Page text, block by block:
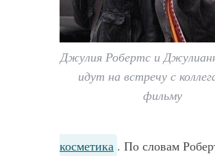
Джулия Робертс и
идут на встречу с
фильму
косметика . По словам